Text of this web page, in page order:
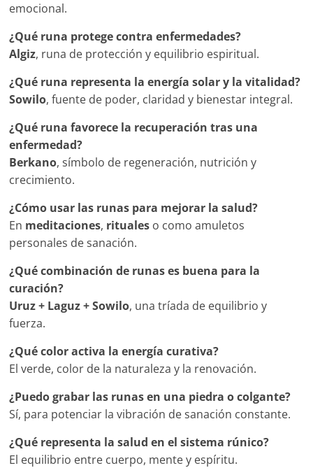
emocional.
¿Qué runa protege contra enfermedades?
Algiz, runa de protección y equilibrio espiritual.
¿Qué runa representa la energía solar y la vitalidad?
Sowilo, fuente de poder, claridad y bienestar integral.
¿Qué runa favorece la recuperación tras una
enfermedad?
Berkano, símbolo de regeneración, nutrición y
crecimiento.
¿Cómo usar las runas para mejorar la salud?
En meditaciones, rituales o como amuletos
personales de sanación.
¿Qué combinación de runas es buena para la
curación?
Uruz + Laguz + Sowilo, una tríada de equilibrio y
fuerza.
¿Qué color activa la energía curativa?
El verde, color de la naturaleza y la renovación.
¿Puedo grabar las runas en una piedra o colgante?
Sí, para potenciar la vibración de sanación constante.
¿Qué representa la salud en el sistema rúnico?
El equilibrio entre cuerpo, mente y espíritu.